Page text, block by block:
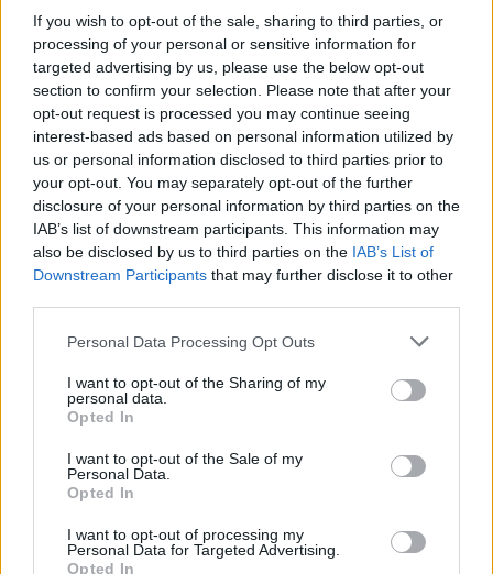
If you wish to opt-out of the sale, sharing to third parties, or
processing of your personal or sensitive information for
targeted advertising by us, please use the below opt-out
section to confirm your selection. Please note that after your
opt-out request is processed you may continue seeing
interest-based ads based on personal information utilized by
us or personal information disclosed to third parties prior to
your opt-out. You may separately opt-out of the further
disclosure of your personal information by third parties on the
IAB’s list of downstream participants. This information may
also be disclosed by us to third parties on the IAB’s List of
Downstream Participants that may further disclose it to other
Please note that this website/app uses one or more Google
not limited to your visit or usage behaviour. You may click to
grant or deny consent to Google and its third-party tags to
use your data for below specified purposes in below Google
consent section.
Personal Data Processing Opt Outs
I want to opt-out of the Sharing of my
personal data.
Opted In
I want to opt-out of the Sale of my
Personal Data.
Opted In
I want to opt-out of processing my
Personal Data for Targeted Advertising.
Opted In
última generación,para lograr un cabellosuave,
luminosoyfácildepeinar.
Máxima fidelidadde tonos, máxima durabilidad.
Acciónprotectora-tratanteque otorga una
suavidad en los cabellos.
CARACTERÍSTICAS:
Crema colorante de oxidación totalpara la
ContieneSelenium,un mineral muy potente que
estructura la fibra capilar
Se puede mezclar con la
Crema Oxidantede
20-30-40 volúmenes
Formato100ml
+ INFORMACIÓN:
Este tinte contienevitaminas
(contra el
envejecimientodel cabello) yvitaminas B3